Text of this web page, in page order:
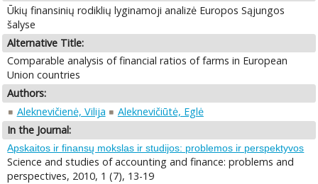
Ūkių finansinių rodiklių lyginamoji analizė Europos Sąjungos
šalyse
Alternative Title:
Comparable analysis of financial ratios of farms in European
Union countries
Authors:
Aleknevičienė, Vilija
Aleknevičiūtė, Eglė
In the Journal:
Apskaitos ir finansų mokslas ir studijos: problemos ir perspektyvos
Science and studies of accounting and finance: problems and
perspectives, 2010, 1 (7), 13-19